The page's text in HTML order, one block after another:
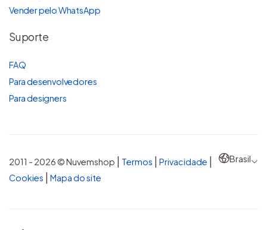
Vender pelo WhatsApp
Suporte
FAQ
Para desenvolvedores
Para designers
2011 - 2026 © Nuvemshop | Termos | Privacidade |
Cookies | Mapa do site
Brasil